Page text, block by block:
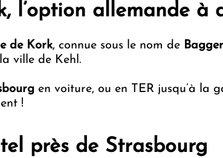
l’option allemande à
de Kork, connue sous le nom de
ville de Kehl.
en voiture, ou en TER jusqu’à la
!
près de Strasbourg